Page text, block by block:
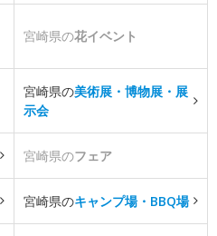
宮崎県の花イベント
宮崎県の美術展・博物展・展
示会
宮崎県のフェア
宮崎県のキャンプ場・BBQ場